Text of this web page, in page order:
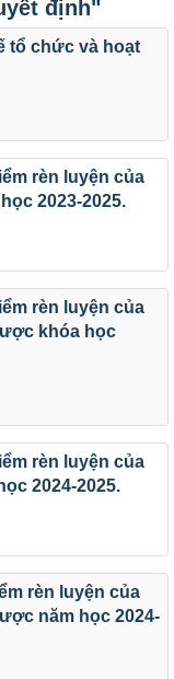
định"
tổ chức và hoạt
rèn luyện của
2023-2025.
rèn luyện của
khóa học
rèn luyện của
2024-2025.
rèn luyện của
năm học 2024-